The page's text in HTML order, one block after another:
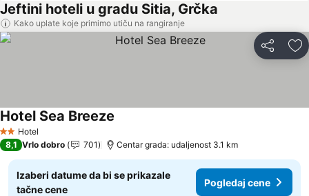
Jeftini hoteli u gradu Sitia, Grčka
Kako uplate koje primimo utiču na rangiranje
Deli
2 Zvezdice
Hotel
Hotel Sea Breeze
8,1 Vrlo dobro 701 Centar grada: udaljenost 3.1 km
Izaberi datume da bi se prikazale
tačne cene
Pogledaj cene